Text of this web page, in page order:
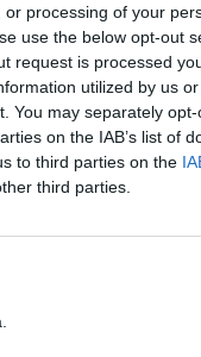
processing of your
use the below opt-out
request is processed
utilized by us
You may separately
on the IAB’s list of
to third parties on the
third parties.
σου κλέψει την